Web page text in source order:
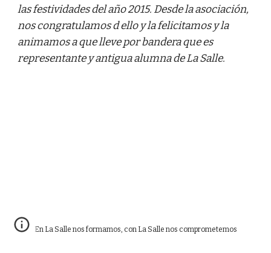
las festividades del año 2015. Desde la asociación,
nos congratulamos d ello y la felicitamos y la
animamos a que lleve por bandera que es
representante y antigua alumna de La Salle.
En La Salle nos formamos, con La Salle nos comprometemos